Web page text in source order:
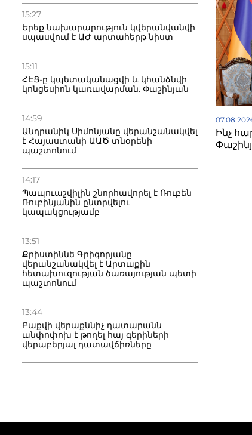
15:27
Երեք նախարարություն կվերանվանվի.
սպասվում է ԱԺ արտահերթ նիստ
15:11
ՀԷՑ-ը կպետականացվի և կհանձնվի
կոնցեսիոն կառավարման. Փաշինյան
14:59
Անդրանիկ Սիմոնյանը վերանշանակվել
է Հայաստանի ԱԱԾ տնօրենի
պաշտոնում
14:17
Պապուաշվիլին շնորհավորել է Ռուբեն
Ռուբինյանին ընտրվելու
կապակցությամբ
13:51
Քրիստիննե Գրիգորյանը
վերանշանակվել է Արտաքին
հետախուզության ծառայության պետի
պաշտոնում
13:44
Բաքվի վերաքննիչ դատարանն
անփոփոխ է թողել հայ գերիների
վերաբերյալ դատավճիռները
Ինչ